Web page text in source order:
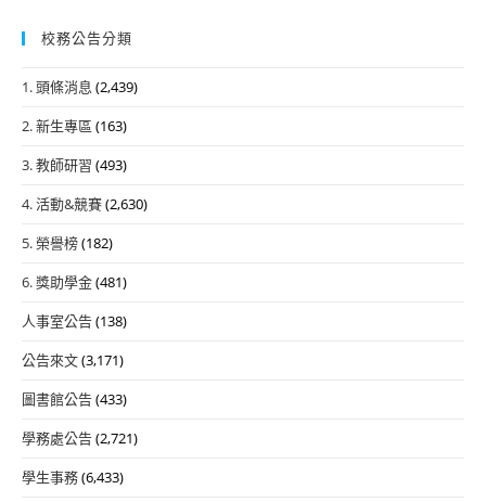
校務公告分類
1. 頭條消息 (2,439)
2. 新生專區 (163)
3. 教師研習 (493)
4. 活動&競賽(2,630)
5. 榮譽榜(182)
6. 獎助學金(481)
人事室公告(138)
公告來文(3,171)
圖書館公告(433)
學務處公告(2,721)
學生事務(6,433)